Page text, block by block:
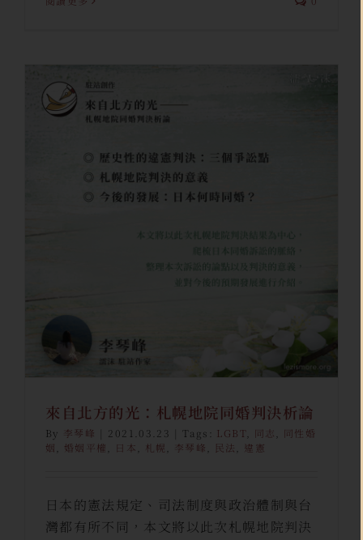
李琴峰
來自北方的光：札幌地院同婚判決析論
By 李琴峰 2021.03.23 Tags: LGBT 同志
同性婚
姻
婚姻平權 日本 札幌 李琴峰 民法 違憲
日本的憲法規定、司法制度與政治體制與台
灣都有所不同，本文將以此次札幌地院判決